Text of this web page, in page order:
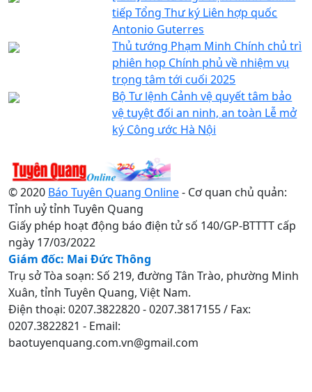
tiếp Tổng Thư ký Liên hợp quốc
Antonio Guterres
Thủ tướng Phạm Minh Chính chủ trì
phiên họp Chính phủ về nhiệm vụ
trọng tâm tới cuối 2025
Bộ Tư lệnh Cảnh vệ quyết tâm bảo
vệ tuyệt đối an ninh, an toàn Lễ mở
ký Công ước Hà Nội
© 2020 Báo Tuyên Quang Online- Cơ quan chủ quản:
Tỉnh uỷ tỉnh Tuyên Quang
Giấy phép hoạt động báo điện tử số 140/GP-BTTTT cấp
ngày 17/03/2022
Giám đốc: Mai Đức Thông
Trụ sở Tòa soạn: Số 219, đường Tân Trào, phường Minh
Xuân, tỉnh Tuyên Quang, Việt Nam.
Điện thoại: 0207.3822820 - 0207.3817155 / Fax:
0207.3822821 - Email:
baotuyenquang.com.vn@gmail.com